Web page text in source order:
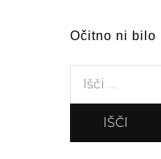
Očitno ni bilo
Išči: